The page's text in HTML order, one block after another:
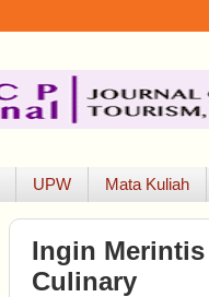
UPW Mata Kuliah
Ingin
Culinary